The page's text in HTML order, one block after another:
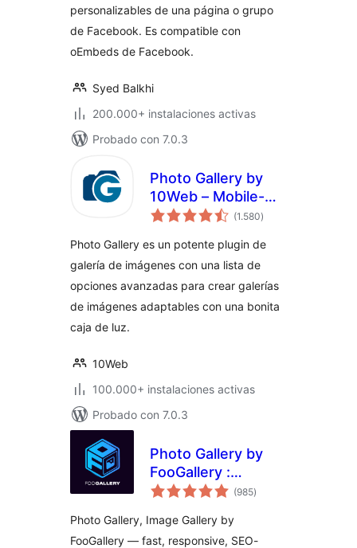
personalizables de una página o grupo
de Facebook. Es compatible con
oEmbeds de Facebook.
Syed Balkhi
200.000+ instalaciones activas
Probado con 7.0.3
Photo Gallery by
10Web – Mobile-
Friendly Image
(1.580valoraciones
en
)
Photo Gallery es un potente plugin de
galería de imágenes con una lista de
opciones avanzadas para crear galerías
de imágenes adaptables con una bonita
caja de luz.
10Web
100.000+ instalaciones activas
Probado con 7.0.3
Photo Gallery by
FooGallery :
Responsive Image
Gallery & Carousel
(985valoraciones
en
)
Photo Gallery, Image Gallery by
FooGallery — fast, responsive, SEO-